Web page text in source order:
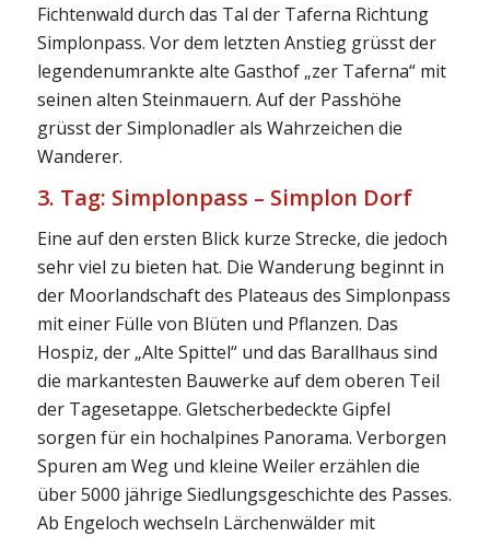
Fichtenwald durch das Tal der Taferna Richtung
Simplonpass. Vor dem letzten Anstieg grüsst der
legendenumrankte alte Gasthof „zer Taferna“ mit
seinen alten Steinmauern. Auf der Passhöhe
grüsst der Simplonadler als Wahrzeichen die
Wanderer.
3. Tag: Simplonpass – Simplon Dorf
Eine auf den ersten Blick kurze Strecke, die jedoch
sehr viel zu bieten hat. Die Wanderung beginnt in
der Moorlandschaft des Plateaus des Simplonpass
mit einer Fülle von Blüten und Pflanzen. Das
Hospiz, der „Alte Spittel“ und das Barallhaus sind
die markantesten Bauwerke auf dem oberen Teil
der Tagesetappe. Gletscherbedeckte Gipfel
sorgen für ein hochalpines Panorama. Verborgen
Spuren am Weg und kleine Weiler erzählen die
über 5000 jährige Siedlungsgeschichte des Passes.
Ab Engeloch wechseln Lärchenwälder mit